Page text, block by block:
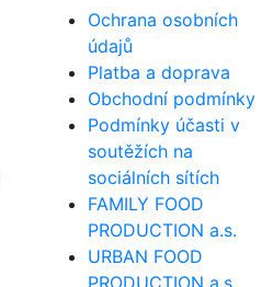
Ochrana osobních
údajů
Platba a doprava
Obchodní podmínky
Podmínky účasti v
soutěžích na
sociálních sítích
FAMILY FOOD
PRODUCTION a.s.
URBAN FOOD